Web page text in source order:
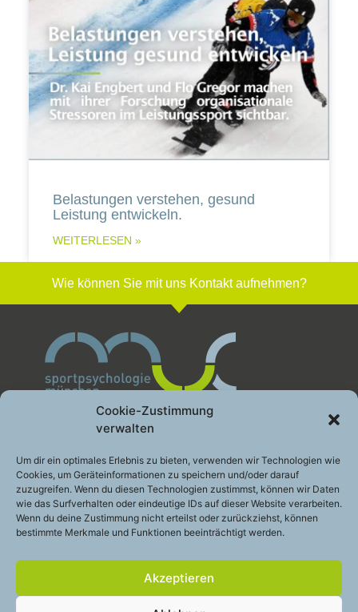
Cookie-Zustimmung
verwalten
Um dir ein optimales Erlebnis zu bieten, verwenden wir Technologien wie
Cookies, um Geräteinformationen zu speichern und/oder darauf
zuzugreifen. Wenn du diesen Technologien zustimmst, können wir Daten
wie das Surfverhalten oder eindeutige IDs auf dieser Website verarbeiten.
Wenn du deine Zustimmung nicht erteilst oder zurückziehst, können
bestimmte Merkmale und Funktionen beeinträchtigt werden.
Akzeptieren
Belastungen verstehen, gesund
Leistung entwickeln.
WEITERLESEN »
Wie können Sie mit uns Kontakt aufnehmen?
Sportpsychologie München GbR
Leistung gesund entwickeln
Engelhardstraße 10a
81369 München